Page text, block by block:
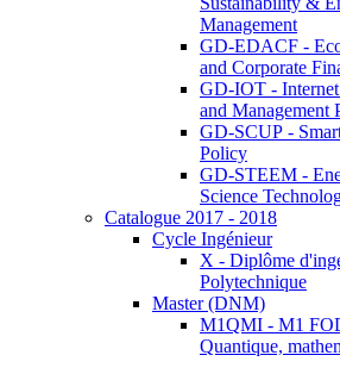
Management
GD-EDACF -
and Corporate
GD-IOT -
and Management
GD-SCUP -
Policy
GD-STEEM -
Science
Catalogue 2017 - 2018
Cycle Ingénieur
X - Diplôme
Polytechnique
Master (DNM)
M1QMI - M1
Quantique,